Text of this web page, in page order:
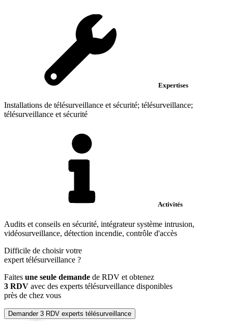
Expertises
Installations de télésurveillance et sécurité; télésurveillance;
télésurveillance et sécurité
Activités
Audits et conseils en sécurité, intégrateur système intrusion,
vidéosurveillance, détection incendie, contrôle d'accès
Difficile de choisir votre
expert télésurveillance ?
Faites une seule demande de RDV et obtenez
3 RDV avec des experts télésurveillance disponibles
près de chez vous
Demander 3 RDV experts télésurveillance